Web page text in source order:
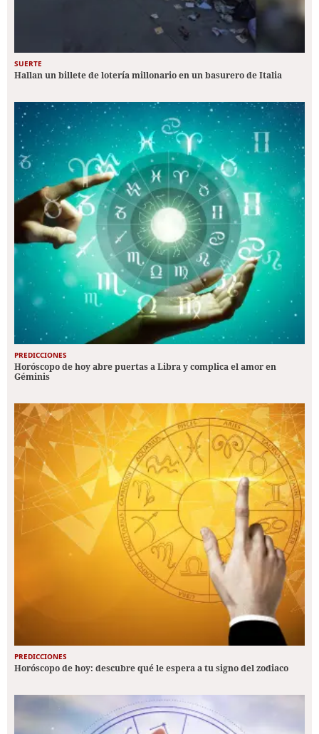
SUERTE
Hallan un billete de lotería millonario en un basurero de Italia
PREDICCIONES
Horóscopo de hoy abre puertas a Libra y complica el amor en
Géminis
PREDICCIONES
Horóscopo de hoy: descubre qué le espera a tu signo del zodiaco